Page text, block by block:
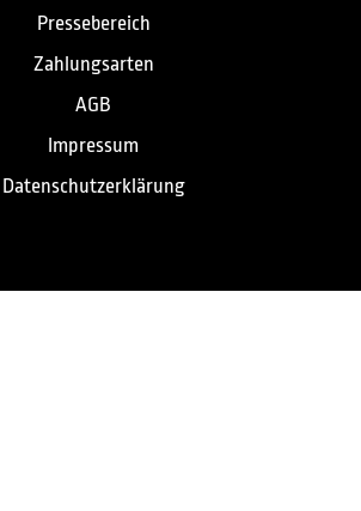
Pressebereich
Zahlungsarten
AGB
Impressum
Datenschutzerklärung